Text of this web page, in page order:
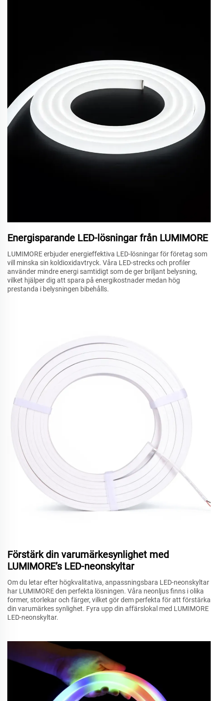
Energisparande LED-lösningar från LUMIMORE
LUMIMORE erbjuder energieffektiva LED-lösningar för företag som
vill minska sin koldioxidavtryck. Våra LED-strecks och profiler
använder mindre energi samtidigt som de ger briljant belysning,
vilket hjälper dig att spara på energikostnader medan hög
prestanda i belysningen bibehålls.
Förstärk din varumärkesynlighet med
LUMIMORE’s LED-neonskyltar
Om du letar efter högkvalitativa, anpassningsbara LED-neonskyltar
har LUMIMORE den perfekta lösningen. Våra neonljus finns i olika
former, storlekar och färger, vilket gör dem perfekta för att förstärka
din varumärkes synlighet. Fyra upp din affärslokal med LUMIMORE
LED-neonskyltar.